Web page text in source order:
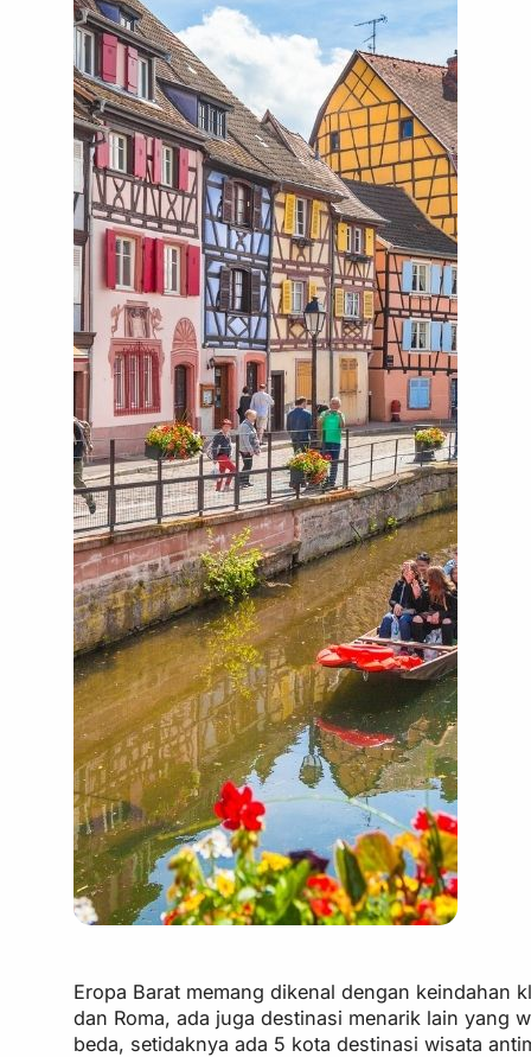
Eropa Barat memang dikenal dengan keindahan
dan Roma, ada juga destinasi menarik lain yang
beda, setidaknya ada 5 kota destinasi wisata